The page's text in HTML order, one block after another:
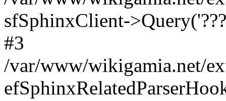
sfSphinxClient-
#3
/var/www/wikigamia.net/